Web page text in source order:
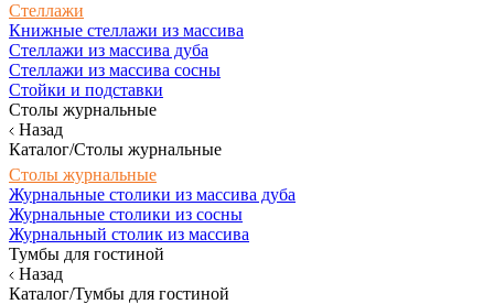
Стеллажи
Книжные стеллажи из массива
Стеллажи из массива дуба
Стеллажи из массива сосны
Стойки и подставки
Столы журнальные
Назад
Каталог/Столы журнальные
Столы журнальные
Журнальные столики из массива дуба
Журнальные столики из сосны
Журнальный столик из массива
Тумбы для гостиной
Назад
Каталог/Тумбы для гостиной